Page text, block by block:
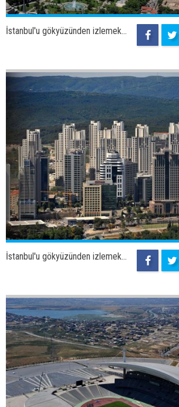
İstanbul'u gökyüzünden izlemek...
İstanbul'u gökyüzünden izlemek...